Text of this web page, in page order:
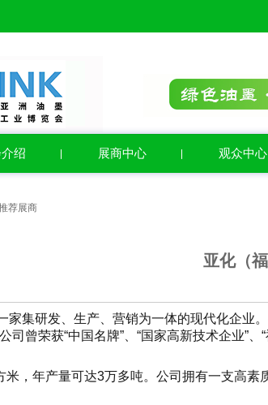
绍 展商中心 观众中心
荐展商
亚化（
家集研发、生产、营销为一体的现代化企业
曾荣获“中国名牌”、“国家高新技术企业”、
，年产量可达3万多吨。公司拥有一支高